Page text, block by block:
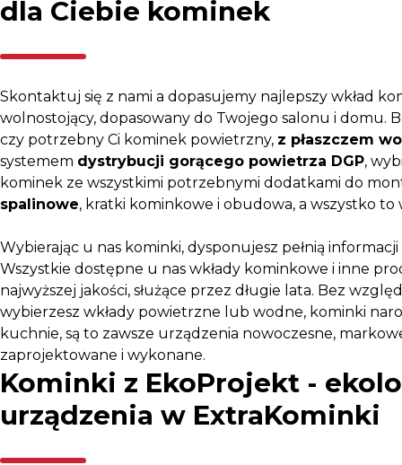
dla Ciebie kominek
Skontaktuj się z nami a dopasujemy najlepszy wkład
wolnostojący, dopasowany do Twojego salonu i domu.
czy potrzebny Ci kominek powietrzny, z płaszczem
systemem dystrybucji gorącego powietrza DGP,
kominek ze wszystkimi potrzebnymi dodatkami do
spalinowe, kratki kominkowe i obudowa, a wszystko to
Wybierając u nas kominki, dysponujesz pełnią
Wszystkie dostępne u nas wkłady kominkowe i inne
najwyższej jakości, służące przez długie lata. Bez
wybierzesz wkłady powietrzne lub wodne, kominki
kuchnie, są to zawsze urządzenia nowoczesne,
zaprojektowane i wykonane.
Kominki z EkoProjekt -
urządzenia w ExtraKominki